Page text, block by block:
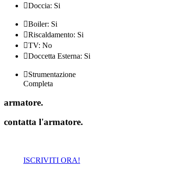
Doccia: Si
Boiler: Si
Riscaldamento: Si
TV: No
Doccetta Esterna: Si
Strumentazione
Completa
armatore.
contatta l'armatore.
ISCRIVITI ORA!